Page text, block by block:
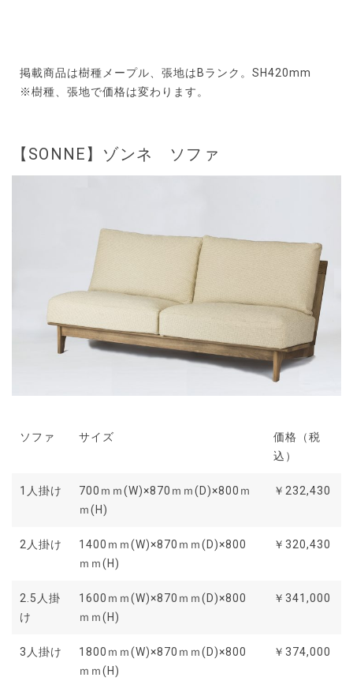
掲載商品は樹種メープル、張地はBランク。SH420mm
※樹種、張地で価格は変わります。
【SONNE】ゾンネ ソファ
ソファ サイズ
価格（税
込）
1人掛け
700ｍｍ(W)×870ｍｍ(D)×800ｍ
ｍ(H)
￥232,430
2人掛け
1400ｍｍ(W)×870ｍｍ(D)×800
ｍｍ(H)
￥320,430
2.5人掛
け
1600ｍｍ(W)×870ｍｍ(D)×800
ｍｍ(H)
￥341,000
3人掛け
1800ｍｍ(W)×870ｍｍ(D)×800
ｍｍ(H)
￥374,000